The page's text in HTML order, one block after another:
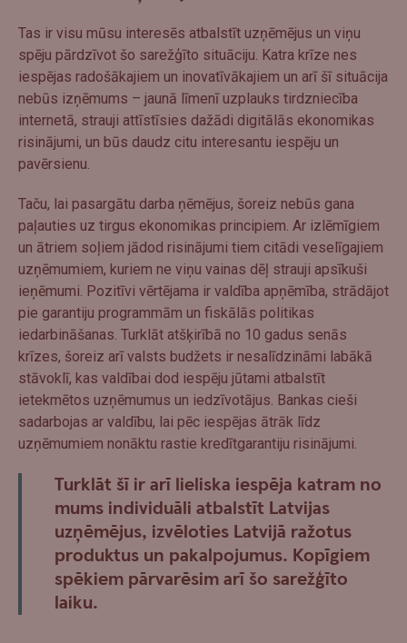
Tas ir visu mūsu interesēs atbalstīt uzņēmējus un viņu
spēju pārdzīvot šo sarežģīto situāciju. Katra krīze nes
iespējas radošākajiem un inovatīvākajiem un arī šī situācija
nebūs izņēmums – jaunā līmenī uzplauks tirdzniecība
internetā, strauji attīstīsies dažādi digitālās ekonomikas
risinājumi, un būs daudz citu interesantu iespēju un
pavērsienu.
Taču, lai pasargātu darba ņēmējus, šoreiz nebūs gana
paļauties uz tirgus ekonomikas principiem. Ar izlēmīgiem
un ātriem soļiem jādod risinājumi tiem citādi veselīgajiem
uzņēmumiem, kuriem ne viņu vainas dēļ strauji apsīkuši
ieņēmumi. Pozitīvi vērtējama ir valdība apņēmība, strādājot
pie garantiju programmām un fiskālās politikas
iedarbināšanas. Turklāt atšķirībā no 10 gadus senās
krīzes, šoreiz arī valsts budžets ir nesalīdzināmi labākā
stāvoklī, kas valdībai dod iespēju jūtami atbalstīt
ietekmētos uzņēmumus un iedzīvotājus. Bankas cieši
sadarbojas ar valdību, lai pēc iespējas ātrāk līdz
uzņēmumiem nonāktu rastie kredītgarantiju risinājumi.
Turklāt šī ir arī lieliska iespēja katram no
mums individuāli atbalstīt Latvijas
uzņēmējus, izvēloties Latvijā ražotus
produktus un pakalpojumus. Kopīgiem
spēkiem pārvarēsim arī šo sarežģīto
laiku.